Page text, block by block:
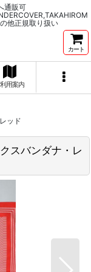
通販可
他正規取り扱い
カート
用案内
ッド
スバンダナ・レ